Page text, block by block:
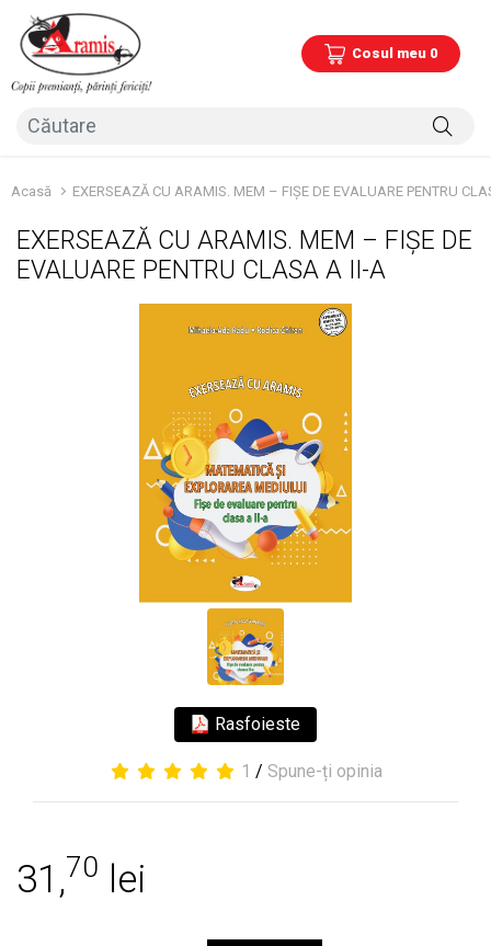
Cosul meu 0
Acasă EXERSEAZĂ CU ARAMIS. MEM – FIȘE DE EVALUARE PENTRU
EXERSEAZĂ CU ARAMIS. MEM – FIȘE DE
EVALUARE PENTRU CLASA A II-A
Rasfoieste
1 / Spune-ți opinia
31,70 lei